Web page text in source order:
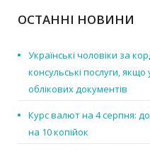
ОСТАННІ НОВИНИ
Українські чоловіки за
консульські послуги,
облікових документів
Курс валют на 4 серпня:
на 10 копійок